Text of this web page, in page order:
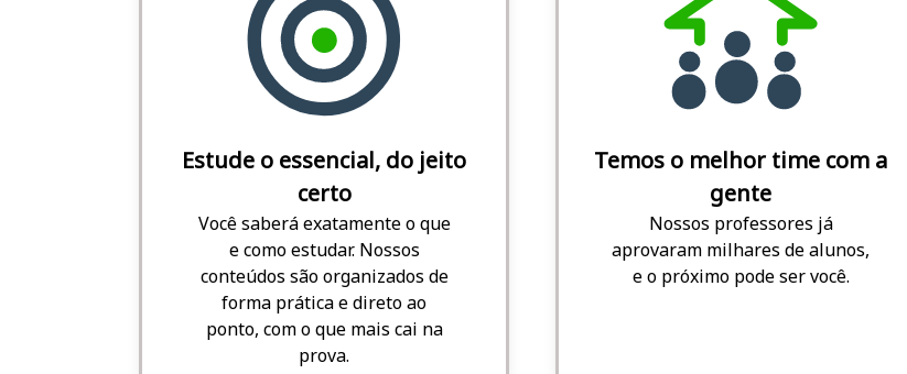
Estude o essencial, do jeito
certo
Você saberá exatamente o que
e como estudar. Nossos
conteúdos são organizados de
forma prática e direto ao
ponto, com o que mais cai na
prova.
Temos o melhor time com a
gente
Nossos professores já
aprovaram milhares de alunos,
e o próximo pode ser você.